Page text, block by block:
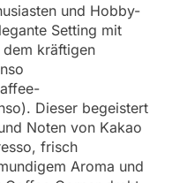
und Hobby-
Setting mit
kräftigen
Dieser begeistert
Noten von Kakao
frisch
Aroma und